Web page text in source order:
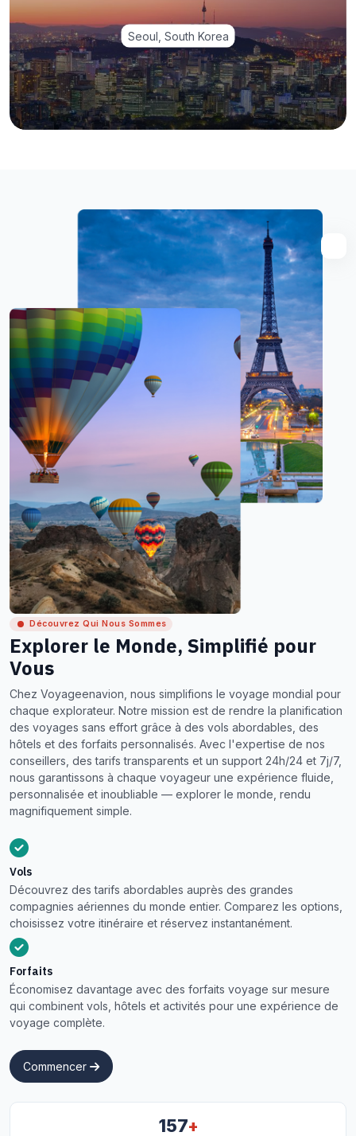
Seoul, South Korea
Découvrez Qui Nous Sommes
Explorer le Monde, Simplifié pour
Vous
Chez Voyageenavion, nous simplifions le voyage mondial pour
chaque explorateur. Notre mission est de rendre la planification
des voyages sans effort grâce à des vols abordables, des
hôtels et des forfaits personnalisés. Avec l'expertise de nos
conseillers, des tarifs transparents et un support 24h/24 et 7j/7,
nous garantissons à chaque voyageur une expérience fluide,
personnalisée et inoubliable — explorer le monde, rendu
magnifiquement simple.
Vols
Découvrez des tarifs abordables auprès des grandes
compagnies aériennes du monde entier. Comparez les options,
choisissez votre itinéraire et réservez instantanément.
Forfaits
Économisez davantage avec des forfaits voyage sur mesure
qui combinent vols, hôtels et activités pour une expérience de
voyage complète.
Commencer
157+